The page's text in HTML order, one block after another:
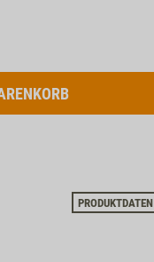
PRODUKTDATEN